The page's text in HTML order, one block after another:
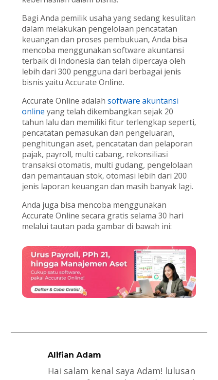
Bagi Anda pemilik usaha yang sedang kesulitan
dalam melakukan pengelolaan pencatatan
keuangan dan proses pembukuan, Anda bisa
mencoba menggunakan software akuntansi
terbaik di Indonesia dan telah dipercaya oleh
lebih dari 300 pengguna dari berbagai jenis
bisnis yaitu Accurate Online.
Accurate Online adalah software akuntansi
online yang telah dikembangkan sejak 20
tahun lalu dan memiliki fitur terlengkap seperti,
pencatatan pemasukan dan pengeluaran,
penghitungan aset, pencatatan dan pelaporan
pajak, payroll, multi cabang, rekonsiliasi
transaksi otomatis, multi gudang, pengelolaan
dan pemantauan stok, otomasi lebih dari 200
jenis laporan keuangan dan masih banyak lagi.
Anda juga bisa mencoba menggunakan
Accurate Online secara gratis selama 30 hari
melalui tautan pada gambar di bawah ini:
Alifian Adam
Hai salam kenal saya Adam! lulusan